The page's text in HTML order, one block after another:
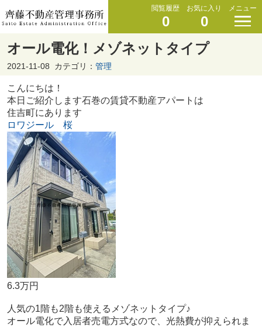
閲覧履歴
0
お気に入り
0
メニュー
オール電化！メゾネットタイプ
2021-11-08 カテゴリ： 管理
こんにちは！
本日ご紹介します石巻の賃貸不動産アパートは
住吉町にあります
ロワジール 桜
6.3万円
人気の1階も2階も使えるメゾネットタイプ♪
オール電化で入居者売電方式なので、光熱費が抑えられま